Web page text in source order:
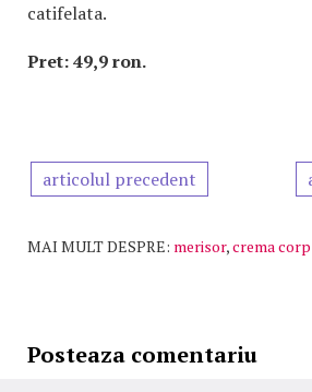
catifelata.
Pret: 49,9 ron.
articolul precedent
MAI MULT DESPRE: merisor,crema corp
Posteaza comentariu